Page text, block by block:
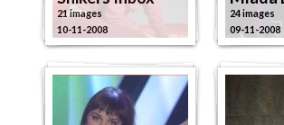
21 images
10-11-2008
24 images
09-11-2008